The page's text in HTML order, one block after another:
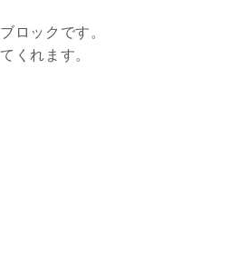
ロックです。
くれます。
3